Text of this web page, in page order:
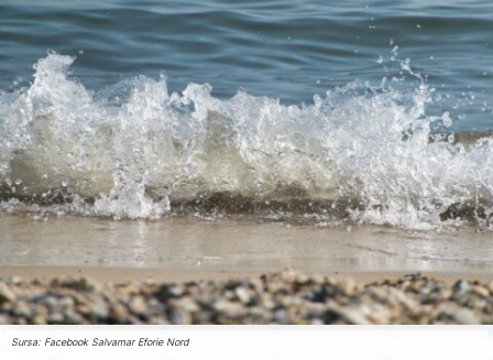
Sursa: Facebook Salvamar Eforie Nord